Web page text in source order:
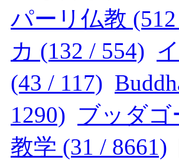
パーリ仏教
カ (132 / 554)
(43 / 117)
1290) ブッダゴ
教学 (31 / 8661)